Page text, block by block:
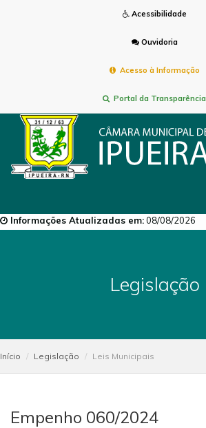
Acessibilidade
Ouvidoria
Acesso à Informação
Portal da Transparência
Informações Atualizadas em:08/08/2026
Legislação
Início Legislação Leis Municipais
Empenho 060/2024